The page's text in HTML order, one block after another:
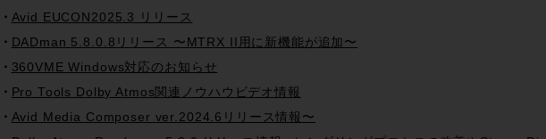
Avid EUCON2025.3 リリース
DADman 5.8.0.8リリース 〜MTRX II用に新機能が追加〜
360VME Windows対応のお知らせ
Pro Tools Dolby Atmos関連ノウハウビデオ情報
Avid Media Composer ver.2024.6リリース情報〜